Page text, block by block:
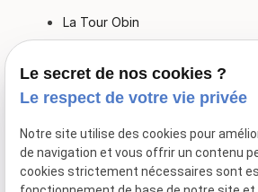
La Tour Obin
Spa en groupe
Formule Spa et Massage
Le secret de nos cookies ?
Le respect de votre vie privée
Notre site utilise des cookies pour
de navigation et vous offrir un contenu
cookies strictement nécessaires sont